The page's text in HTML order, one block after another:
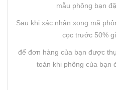
mẫu phông bạn
Sau khi xác nhận xong mã
cọc trước 50%
để đơn hàng của bạn được
toán khi phông của bạn